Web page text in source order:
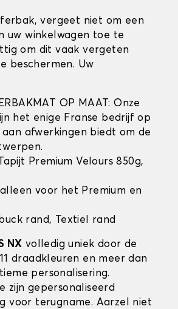
vergeet niet om een
uw winkelwagen toe te
om dit vaak vergeten
beschermen. Uw
OP MAAT: Onze
het enige Franse bedrijf op
afwerkingen biedt om de
Premium Velours 850g,
voor het Premium en
rand, Textiel rand
NX volledig uniek door de
draadkleuren en meer dan
personalisering.
zijn gepersonaliseerd
voor terugname. Aarzel niet